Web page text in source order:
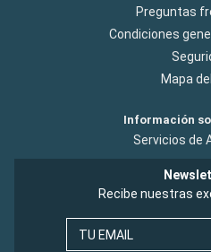
Preguntas
Condiciones
Mapa
Información
Servicios de
Recibe nuestras
TU EMAIL